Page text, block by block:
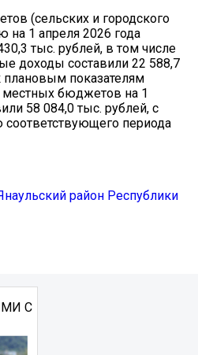
(сельских и городского
на 1 апреля 2026 года
тыс. рублей, в том числе
доходы составили 22 588,7
плановым показателям
местных бюджетов на 1
58 084,0 тыс. рублей, с
периода
район Республики
С